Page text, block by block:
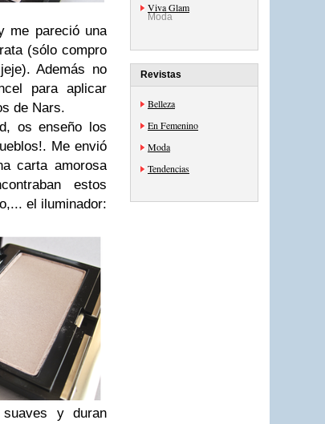
me pareció una
(sólo compro
Además no
para aplicar
de Nars.
os enseño los
Me envió
carta amorosa
estos
el iluminador:
y duran
Viva Glam
Moda
Revistas
Belleza
En Femenino
Moda
Tendencias